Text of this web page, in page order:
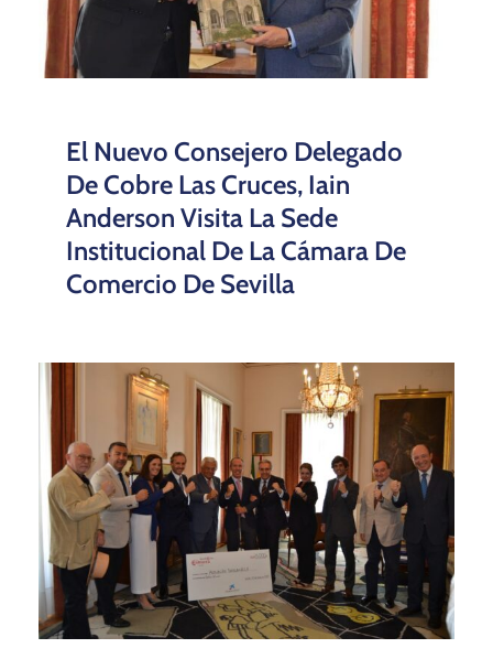
La Cámara Lamenta El
‘Gala De Mariachi’ En Icónica
Sevilla Fest